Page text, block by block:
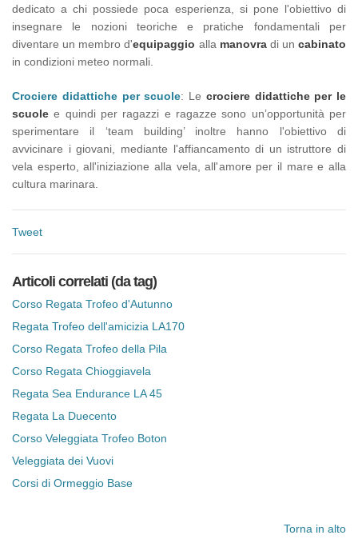
dedicato a chi possiede poca esperienza, si pone l'obiettivo di
insegnare le nozioni teoriche e pratiche fondamentali per
diventare un membro d'equipaggio alla manovradi un cabinato
in condizioni meteo normali.
Crociere didattiche per scuole: Le crociere didattiche per le
scuole e quindi per ragazzi e ragazze sono un’opportunità per
sperimentare il ‘team building’ inoltre hanno l'obiettivo di
avvicinare i giovani, mediante l'affiancamento di un istruttore di
vela esperto, all'iniziazione alla vela, all'amore per il mare e alla
cultura marinara.
Tweet
Articoli correlati (da tag)
Corso Regata Trofeo d'Autunno
Regata Trofeo dell'amicizia LA170
Corso Regata Trofeo della Pila
Corso Regata Chioggiavela
Regata Sea Endurance LA 45
Regata La Duecento
Corso Veleggiata Trofeo Boton
Veleggiata dei Vuovi
Corsi di Ormeggio Base
Torna in alto